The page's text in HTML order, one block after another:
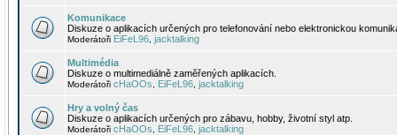
Komunikace
Diskuze o aplikacích určených pro telefonování nebo elektronickou
Moderátoři EiFeL96 jacktalking
Multimédia
Diskuze o multimediálně zaměřených aplikacích.
Moderátoři cHaOOs EiFeL96 jacktalking
Hry a volný čas
Diskuze o aplikacích určených pro zábavu, hobby, životní styl atp.
Moderátoři cHaOOs EiFeL96 jacktalking